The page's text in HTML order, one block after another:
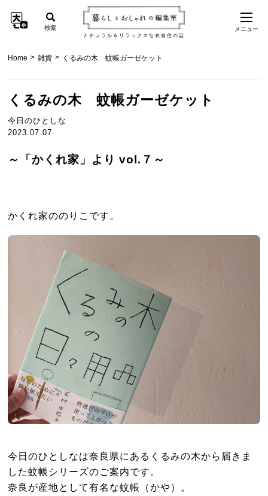
ナチュラル＆リラックスな衣食住の話
検索 メニュー
Home > 雑貨 > くるみの木 蚊帳ガーゼケット
くるみの木 蚊帳ガーゼケット
今日のひとしな
2023.07.07
～「かくれ家」より vol.７～
かくれ家ののりこです。
今日のひとしなは奈良県にあるくるみの木から届きま
した蚊帳シリーズのご案内です。
奈良が産地として有名な蚊帳（かや）。